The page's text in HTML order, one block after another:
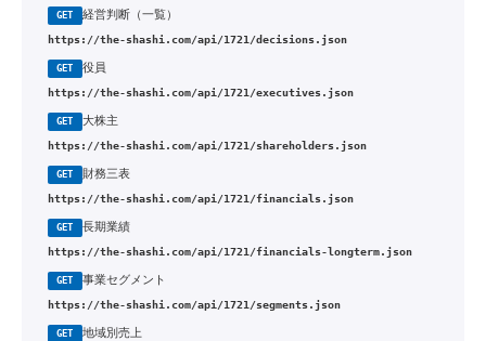
GET 経営判断（一覧）
https://the-shashi.com/api/1721/decisions.json
GET 役員
https://the-shashi.com/api/1721/executives.json
GET 大株主
https://the-shashi.com/api/1721/shareholders.json
GET 財務三表
https://the-shashi.com/api/1721/financials.json
GET 長期業績
https://the-shashi.com/api/1721/financials-longterm.json
GET 事業セグメント
https://the-shashi.com/api/1721/segments.json
GET 地域別売上